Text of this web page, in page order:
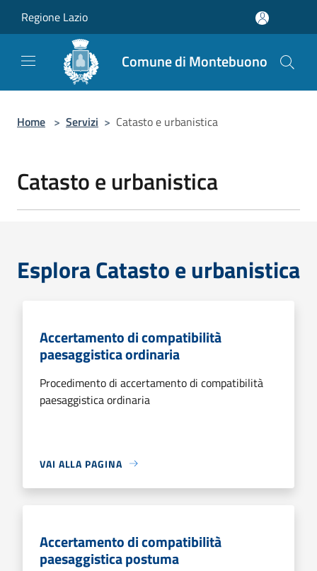
Regione Lazio
Comune di Montebuono
Home > Servizi > Catasto e urbanistica
Catasto e urbanistica
Esplora Catasto e urbanistica
Accertamento di compatibilità
paesaggistica ordinaria
Procedimento di accertamento di compatibilità
paesaggistica ordinaria
VAI ALLA PAGINA
Accertamento di compatibilità
paesaggistica postuma